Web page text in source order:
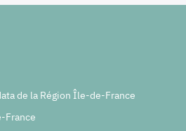
de la Région Île-de-France
France